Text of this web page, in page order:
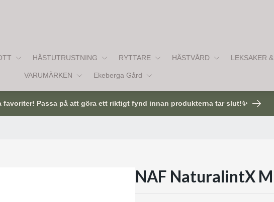
HÄSTUTRUSTNING RYTTARE HÄSTVÅRD LEKSAKER
VARUMÄRKEN Ekeberga Gård
favoriter! Passa på att göra ett riktigt fynd innan produkterna tar slut!✨
NAF NaturalintX